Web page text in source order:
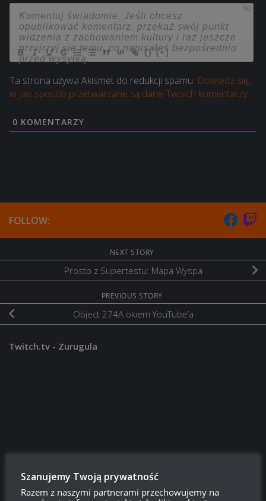
750
{} [+]
Ta strona używa Akismet do redukcji spamu. Dowiedz się,
w jaki sposób przetwarzane są dane Twoich komentarzy.
0 KOMENTARZY
FOLLOW:
NEXT STORY
Prosto z Supertestu: Mapa Wyspa
PREVIOUS STORY
Object 274A okiem YouTube’a
Twitch.tv - Zurugula
Szukaj:
Szanujemy Twoją prywatność
Razem z naszymi partnerami przechowujemy na